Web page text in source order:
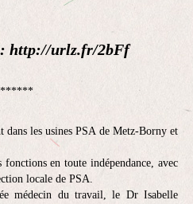
: http://urlz.fr/2bFf
dans les usines PSA de Metz-Borny et
en toute indépendance, avec
locale de PSA.
médecin du travail, le Dr Isabelle